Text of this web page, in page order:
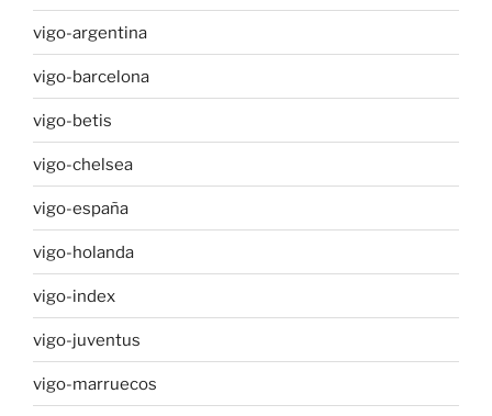
vigo-argentina
vigo-barcelona
vigo-betis
vigo-chelsea
vigo-españa
vigo-holanda
vigo-index
vigo-juventus
vigo-marruecos